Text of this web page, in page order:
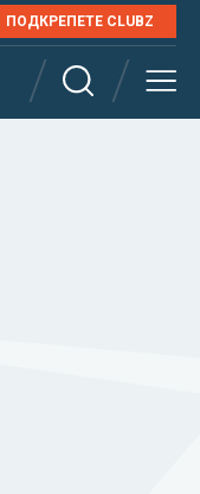
ПОДКРЕПЕТЕ CLUBZ